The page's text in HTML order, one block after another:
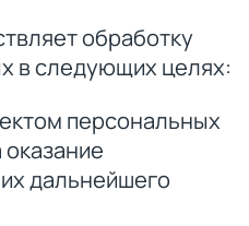
обработку
в следующих целях:
персональных
дальнейшего